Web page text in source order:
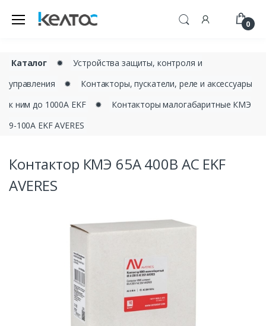
0
Каталог ✹
Устройства защиты, контроля и
управления
✹
Контакторы, пускатели, реле и аксессуары
к ним до 1000А EKF
✹
Контакторы малогабаритные КМЭ
9-100А EKF AVERES
Контактор КМЭ 65А 400В АС EKF
AVERES